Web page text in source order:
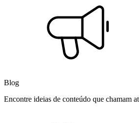
Blog
Encontre ideias de conteúdo que chamam